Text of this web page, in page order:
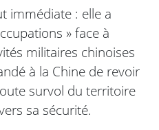
immédiate : elle a
» face à
militaires chinoises
à la Chine de revoir
survol du territoire
sa sécurité.